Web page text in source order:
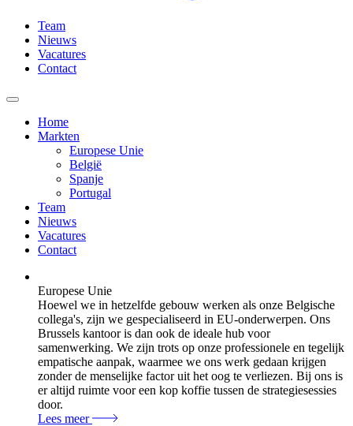
Team
Nieuws
Vacatures
Contact
Home
Markten
Europese Unie
België
Spanje
Portugal
Team
Nieuws
Vacatures
Contact
Europese Unie
Hoewel we in hetzelfde gebouw werken als onze Belgische
collega's, zijn we gespecialiseerd in EU-onderwerpen. Ons
Brussels kantoor is dan ook de ideale hub voor
samenwerking. We zijn trots op onze professionele en tegelijk
empatische aanpak, waarmee we ons werk gedaan krijgen
zonder de menselijke factor uit het oog te verliezen. Bij ons is
er altijd ruimte voor een kop koffie tussen de strategiesessies
door.
Lees meer